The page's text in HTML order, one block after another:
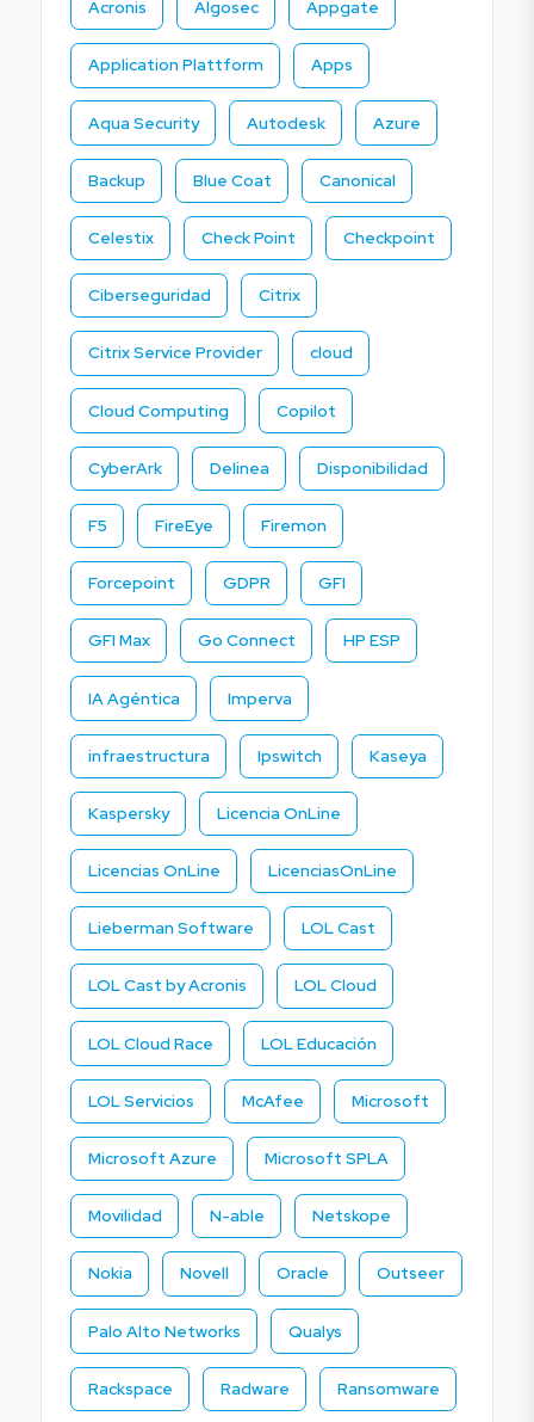
Acronis Algosec Appgate
Application Plattform Apps
Aqua Security Autodesk Azure
Backup Blue Coat Canonical
Celestix Check Point Checkpoint
Ciberseguridad Citrix
Citrix Service Provider cloud
Cloud Computing Copilot
CyberArk Delinea Disponibilidad
F5 FireEye Firemon
Forcepoint GDPR GFI
GFI Max Go Connect HP ESP
IA Agéntica Imperva
infraestructura Ipswitch Kaseya
Kaspersky Licencia OnLine
Licencias OnLine LicenciasOnLine
Lieberman Software LOL Cast
LOL Cast by Acronis LOL Cloud
LOL Cloud Race LOL Educación
LOL Servicios McAfee Microsoft
Microsoft Azure Microsoft SPLA
Movilidad N-able Netskope
Nokia Novell Oracle Outseer
Palo Alto Networks Qualys
Rackspace Radware Ransomware